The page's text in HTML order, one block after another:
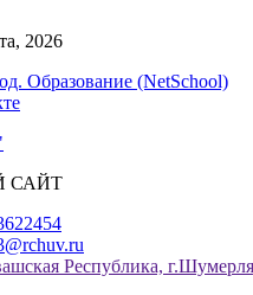
2026
Образование (NetSchool)
САЙТ
Республика,